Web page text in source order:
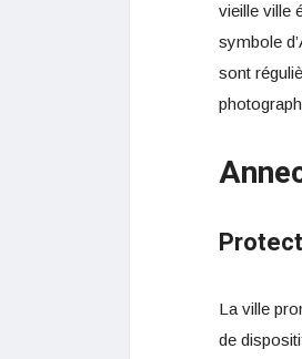
vieille ville
symbole
sont
La ville
de